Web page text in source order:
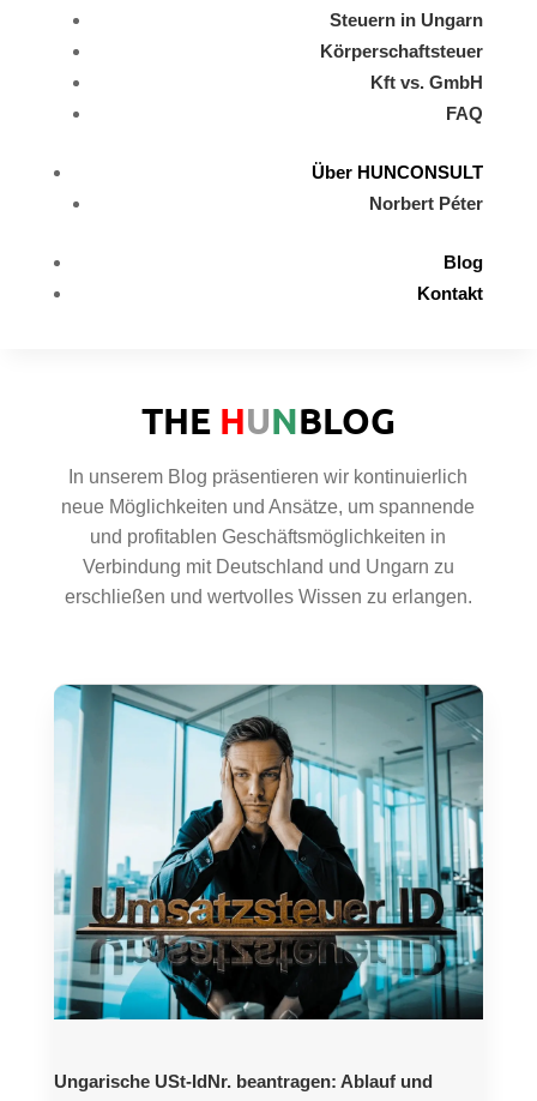
Steuern in Ungarn
Körperschaftsteuer
Kft vs. GmbH
FAQ
Über HUNCONSULT
Norbert Péter
Blog
Kontakt
THE HUNBLOG
In unserem Blog präsentieren wir kontinuierlich
neue Möglichkeiten und Ansätze, um spannende
und profitablen Geschäftsmöglichkeiten in
Verbindung mit Deutschland und Ungarn zu
erschließen und wertvolles Wissen zu erlangen.
Ungarische USt-IdNr. beantragen: Ablauf und